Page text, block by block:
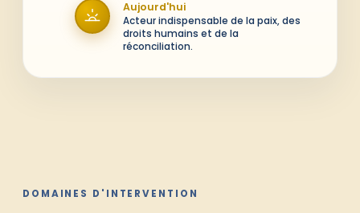
Aujourd'hui
Acteur indispensable de la paix, des
droits humains et de la
réconciliation.
DOMAINES D'INTERVENTION